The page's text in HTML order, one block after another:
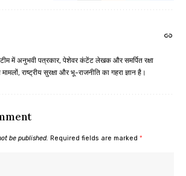
में अनुभवी पत्रकार, पेशेवर कंटेंट लेखक और समर्पित रक्षा
राष्ट्रीय सुरक्षा और भू-राजनीति का गहरा ज्ञान है।
be published. Required fields are marked *